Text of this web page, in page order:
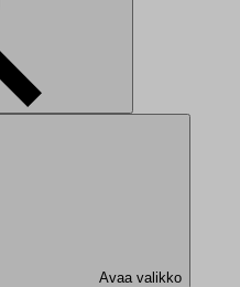
Avaa valikko